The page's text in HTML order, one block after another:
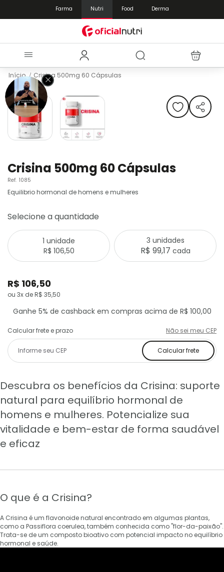
Farma Nutri Food Derma
Início Crisina 500mg 60 Cápsulas
Crisina 500mg 60 Cápsulas
Ref. 1085
Equilibrio hormonal de homens e mulheres
Selecione a quantidade
1 unidade
R$ 106,50
3 unidades
R$ 99,17 cada
R$ 106,50
ou 3x de R$ 35,50
Ganhe 5% de cashback em compras acima de R$ 100,00
Calcular frete e prazo Não sei meu CEP
Calcular frete
Pular
para
o
final
Galeria
imagens
para
o
início
da
de
imagens
Descubra os benefícios da Crisina: suporte
natural para equilíbrio hormonal de
homens e mulheres. Potencialize sua
vitalidade e bem-estar de forma saudável
e eficaz
O que é a Crisina?
A Crisina é um flavonoide natural encontrado em algumas plantas,
como a Passiflora coerulea, também conhecida como "flor-da-paixão".
Trata-se de um composto bioativo com potencial impacto no equilíbrio
hormonal e saúde.